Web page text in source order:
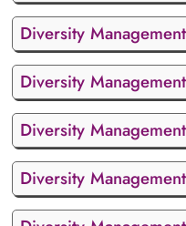
Diversity
Diversity
Diversity
Diversity